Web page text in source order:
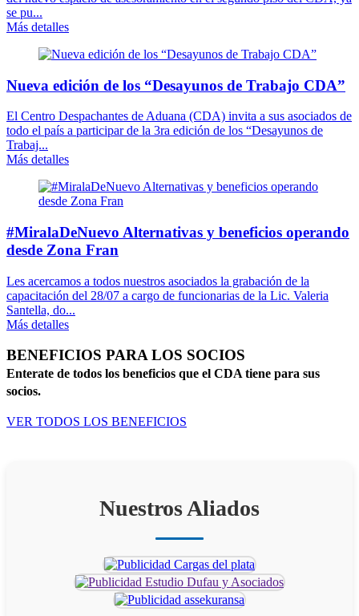
se pu...
Más detalles
Nueva edición de los “Desayunos de Trabajo CDA”
El Centro Despachantes de Aduana (CDA) invita a sus asociados de
todo el país a participar de la 3ra edición de los “Desayunos de
Trabaj...
Más detalles
#MiralaDeNuevo Alternativas y beneficios operando
desde Zona Fran
Les acercamos a todos nuestros asociados la grabación de la
capacitación del 28/07 a cargo de funcionarias de la Lic. Valeria
Santella, do...
Más detalles
BENEFICIOS PARA LOS SOCIOS
Enterate de todos los beneficios que el CDA tiene para sus
socios.
VER TODOS LOS BENEFICIOS
Nuestros Aliados